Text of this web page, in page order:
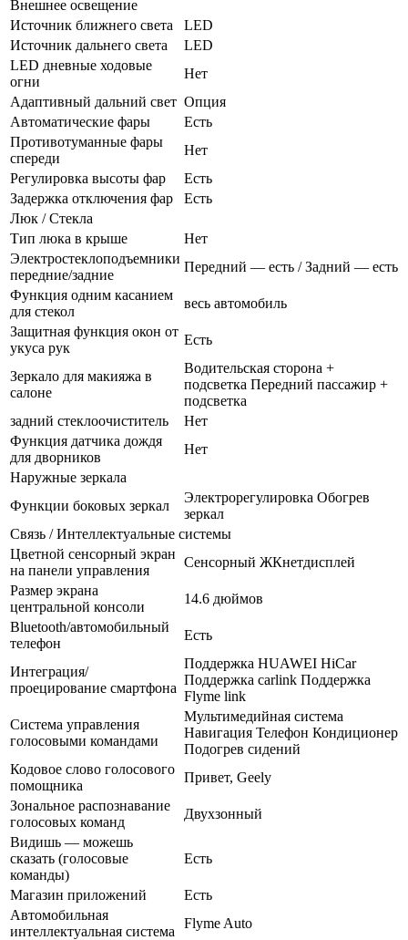
Внешнее освещение
Источник ближнего света
LED
Источник дальнего света
LED
LED дневные ходовые
огни
Нет
Адаптивный дальний свет Опция
Автоматические фары
Есть
Противотуманные фары
спереди
Нет
Регулировка высоты фар
Есть
Задержка отключения фар
Есть
Люк / Стекла
Тип люка в крыше
Нет
Электростеклоподъемники
передние/задние
Передний — есть / Задний — есть
Функция одним касанием
для стекол
весь автомобиль
Защитная функция окон от
укуса рук
Есть
Зеркало для макияжа в
салоне
Водительская сторона +
подсветка Передний пассажир +
подсветка
задний стеклоочиститель
Нет
Функция датчика дождя
для дворников
Нет
Наружные зеркала
Функции боковых зеркал
Электрорегулировка Обогрев
зеркал
Связь / Интеллектуальные системы
Цветной сенсорный экран
на панели управления
Сенсорный ЖКнетдисплей
Размер экрана
центральной консоли
14.6 дюймов
Bluetooth/автомобильный
телефон
Есть
Интеграция/
проецирование смартфона
Поддержка HUAWEI HiCar
Поддержка carlink Поддержка
Flyme link
Система управления
голосовыми командами
Мультимедийная система
Навигация Телефон Кондиционер
Подогрев сидений
Кодовое слово голосового
помощника
Привет, Geely
Зональное распознавание
голосовых команд
Двухзонный
Видишь — можешь
сказать (голосовые
команды)
Есть
Магазин приложений
Есть
Автомобильная
интеллектуальная система
Flyme Auto